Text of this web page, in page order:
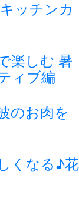
ッチンカ
楽しむ 暑
ィブ編
のお肉を
くなる♪花